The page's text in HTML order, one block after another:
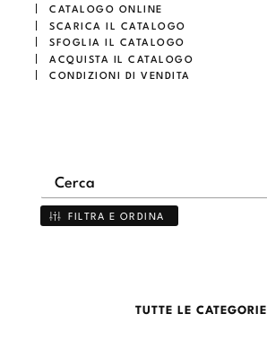
CATALOGO ONLINE
SCARICA IL CATALOGO
SFOGLIA IL CATALOGO
ACQUISTA IL CATALOGO
CONDIZIONI DI VENDITA
FILTRA E ORDINA
TUTTE LE CATEGORIE